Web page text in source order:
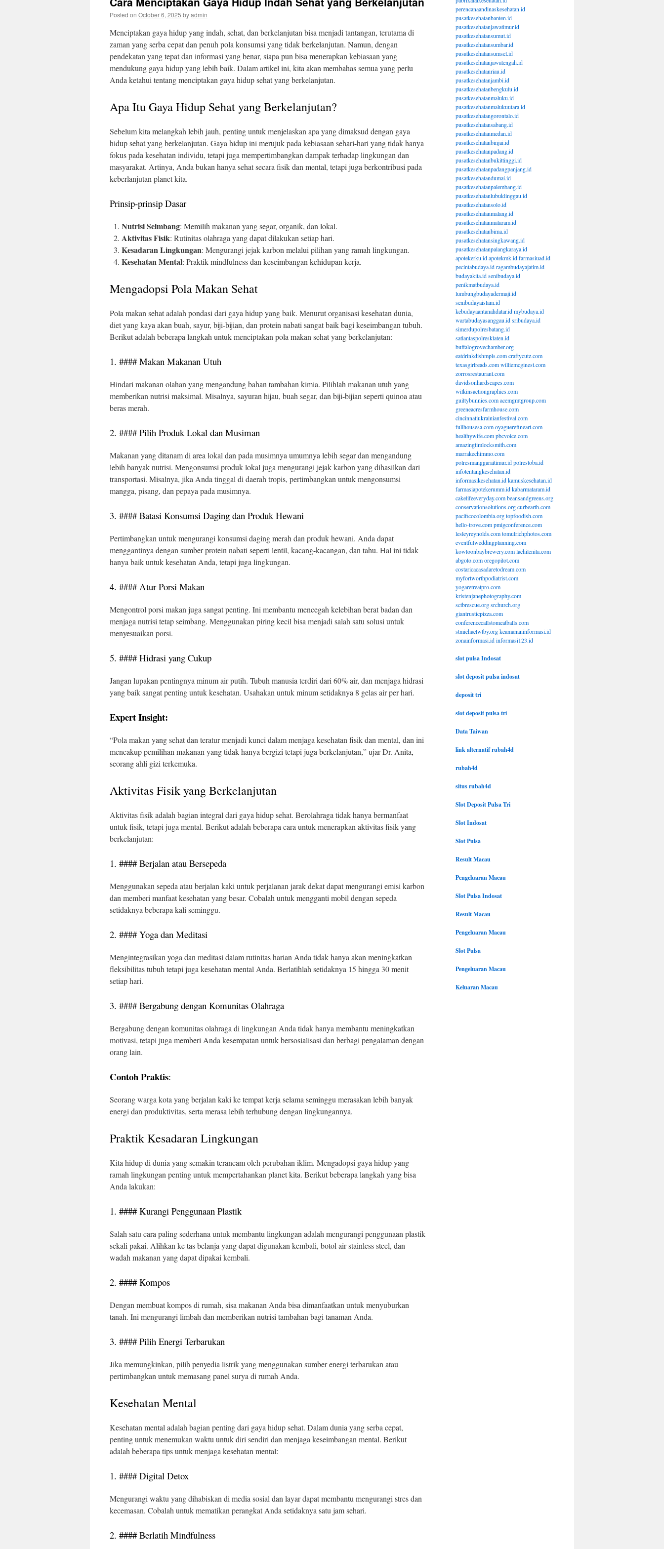
Posted on October 6, 2025 byadmin
Menciptakan gaya hidup yang indah, sehat, dan berkelanjutan bisa menjadi tantangan, terutama di
zaman yang serba cepat dan penuh pola konsumsi yang tidak berkelanjutan. Namun, dengan
pendekatan yang tepat dan informasi yang benar, siapa pun bisa menerapkan kebiasaan yang
mendukung gaya hidup yang lebih baik. Dalam artikel ini, kita akan membahas semua yang perlu
Anda ketahui tentang menciptakan gaya hidup sehat yang berkelanjutan.
Apa Itu Gaya Hidup Sehat yang Berkelanjutan?
Sebelum kita melangkah lebih jauh, penting untuk menjelaskan apa yang dimaksud dengan gaya
hidup sehat yang berkelanjutan. Gaya hidup ini merujuk pada kebiasaan sehari-hari yang tidak hanya
fokus pada kesehatan individu, tetapi juga mempertimbangkan dampak terhadap lingkungan dan
masyarakat. Artinya, Anda bukan hanya sehat secara fisik dan mental, tetapi juga berkontribusi pada
keberlanjutan planet kita.
Prinsip-prinsip Dasar
Nutrisi Seimbang: Memilih makanan yang segar, organik, dan lokal.
Aktivitas Fisik: Rutinitas olahraga yang dapat dilakukan setiap hari.
Kesadaran Lingkungan: Mengurangi jejak karbon melalui pilihan yang ramah lingkungan.
Kesehatan Mental: Praktik mindfulness dan keseimbangan kehidupan kerja.
Mengadopsi Pola Makan Sehat
Pola makan sehat adalah pondasi dari gaya hidup yang baik. Menurut organisasi kesehatan dunia,
diet yang kaya akan buah, sayur, biji-bijian, dan protein nabati sangat baik bagi keseimbangan tubuh.
Berikut adalah beberapa langkah untuk menciptakan pola makan sehat yang berkelanjutan:
1. #### Makan Makanan Utuh
Hindari makanan olahan yang mengandung bahan tambahan kimia. Pilihlah makanan utuh yang
memberikan nutrisi maksimal. Misalnya, sayuran hijau, buah segar, dan biji-bijian seperti quinoa atau
beras merah.
2. #### Pilih Produk Lokal dan Musiman
Makanan yang ditanam di area lokal dan pada musimnya umumnya lebih segar dan mengandung
lebih banyak nutrisi. Mengonsumsi produk lokal juga mengurangi jejak karbon yang dihasilkan dari
transportasi. Misalnya, jika Anda tinggal di daerah tropis, pertimbangkan untuk mengonsumsi
mangga, pisang, dan pepaya pada musimnya.
3. #### Batasi Konsumsi Daging dan Produk Hewani
Pertimbangkan untuk mengurangi konsumsi daging merah dan produk hewani. Anda dapat
menggantinya dengan sumber protein nabati seperti lentil, kacang-kacangan, dan tahu. Hal ini tidak
hanya baik untuk kesehatan Anda, tetapi juga lingkungan.
4. #### Atur Porsi Makan
Mengontrol porsi makan juga sangat penting. Ini membantu mencegah kelebihan berat badan dan
menjaga nutrisi tetap seimbang. Menggunakan piring kecil bisa menjadi salah satu solusi untuk
menyesuaikan porsi.
5. #### Hidrasi yang Cukup
Jangan lupakan pentingnya minum air putih. Tubuh manusia terdiri dari 60% air, dan menjaga hidrasi
yang baik sangat penting untuk kesehatan. Usahakan untuk minum setidaknya 8 gelas air per hari.
Expert Insight:
“Pola makan yang sehat dan teratur menjadi kunci dalam menjaga kesehatan fisik dan mental, dan ini
mencakup pemilihan makanan yang tidak hanya bergizi tetapi juga berkelanjutan,” ujar Dr. Anita,
seorang ahli gizi terkemuka.
Aktivitas Fisik yang Berkelanjutan
Aktivitas fisik adalah bagian integral dari gaya hidup sehat. Berolahraga tidak hanya bermanfaat
untuk fisik, tetapi juga mental. Berikut adalah beberapa cara untuk menerapkan aktivitas fisik yang
berkelanjutan:
1. #### Berjalan atau Bersepeda
Menggunakan sepeda atau berjalan kaki untuk perjalanan jarak dekat dapat mengurangi emisi karbon
dan memberi manfaat kesehatan yang besar. Cobalah untuk mengganti mobil dengan sepeda
setidaknya beberapa kali seminggu.
2. #### Yoga dan Meditasi
Mengintegrasikan yoga dan meditasi dalam rutinitas harian Anda tidak hanya akan meningkatkan
fleksibilitas tubuh tetapi juga kesehatan mental Anda. Berlatihlah setidaknya 15 hingga 30 menit
setiap hari.
3. #### Bergabung dengan Komunitas Olahraga
Bergabung dengan komunitas olahraga di lingkungan Anda tidak hanya membantu meningkatkan
motivasi, tetapi juga memberi Anda kesempatan untuk bersosialisasi dan berbagi pengalaman dengan
orang lain.
Contoh Praktis:
Seorang warga kota yang berjalan kaki ke tempat kerja selama seminggu merasakan lebih banyak
energi dan produktivitas, serta merasa lebih terhubung dengan lingkungannya.
Praktik Kesadaran Lingkungan
Kita hidup di dunia yang semakin terancam oleh perubahan iklim. Mengadopsi gaya hidup yang
ramah lingkungan penting untuk mempertahankan planet kita. Berikut beberapa langkah yang bisa
Anda lakukan:
1. #### Kurangi Penggunaan Plastik
Salah satu cara paling sederhana untuk membantu lingkungan adalah mengurangi penggunaan plastik
sekali pakai. Alihkan ke tas belanja yang dapat digunakan kembali, botol air stainless steel, dan
wadah makanan yang dapat dipakai kembali.
2. #### Kompos
Dengan membuat kompos di rumah, sisa makanan Anda bisa dimanfaatkan untuk menyuburkan
tanah. Ini mengurangi limbah dan memberikan nutrisi tambahan bagi tanaman Anda.
3. #### Pilih Energi Terbarukan
Jika memungkinkan, pilih penyedia listrik yang menggunakan sumber energi terbarukan atau
pertimbangkan untuk memasang panel surya di rumah Anda.
Kesehatan Mental
Kesehatan mental adalah bagian penting dari gaya hidup sehat. Dalam dunia yang serba cepat,
penting untuk menemukan waktu untuk diri sendiri dan menjaga keseimbangan mental. Berikut
adalah beberapa tips untuk menjaga kesehatan mental:
1. #### Digital Detox
Mengurangi waktu yang dihabiskan di media sosial dan layar dapat membantu mengurangi stres dan
kecemasan. Cobalah untuk mematikan perangkat Anda setidaknya satu jam sehari.
2. #### Berlatih Mindfulness
perencanaandinaskesehatan.id
pusatkesehatanbanten.id
pusatkesehatanjawatimur.id
pusatkesehatansumut.id
pusatkesehatansumbar.id
pusatkesehatansumsel.id
pusatkesehatanjawatengah.id
pusatkesehatanriau.id
pusatkesehatanjambi.id
pusatkesehatanbengkulu.id
pusatkesehatanmaluku.id
pusatkesehatanmalukuutara.id
pusatkesehatangorontalo.id
pusatkesehatansabang.id
pusatkesehatanmedan.id
pusatkesehatanbinjai.id
pusatkesehatanpadang.id
pusatkesehatanbukittinggi.id
pusatkesehatanpadangpanjang.id
pusatkesehatandumai.id
pusatkesehatanpalembang.id
pusatkesehatanlubuklinggau.id
pusatkesehatansolo.id
pusatkesehatanmalang.id
pusatkesehatanmataram.id
pusatkesehatanbima.id
pusatkesehatansingkawang.id
pusatkesehatanpalangkaraya.id
apotekerku.idapotekmk.idfarmasiuad.id
pecintabudaya.idragambudayajatim.id
budayakita.idsenibudaya.id
penikmatbudaya.id
lumbungbudayadermaji.id
senibudayaislam.id
kebudayaantanahdatar.idmybudaya.id
wartabudayasanggau.idsribudaya.id
simerdupolresbatang.id
satlantaspolresklaten.id
buffalogrovechamber.org
eatdrinkdishmpls.comcraftycutz.com
texasgirlreads.comwilliemcginest.com
zorrosrestaurant.com
davidsonhardscapes.com
wilkinsactiongraphics.com
guiltybunnies.comacemgmtgroup.com
greeneacresfarmhouse.com
cincinnatiukrainianfestival.com
fullhousesa.comoyaguerefineart.com
healthywife.compbcvoice.com
amazingtimlocksmith.com
marrakechimmo.com
polresmanggaraitimur.idpolrestoba.id
infotentangkesehatan.id
informasikesehatan.idkamuskesehatan.id
farmasiapotekerumm.idkabarmataram.id
cakelifeeveryday.combeansandgreens.org
conservationsolutions.orgcurbearth.com
pacificocolombia.orgtopfoodish.com
hello-trove.compmigconference.com
lesleyreynolds.comtomulrichphotos.com
eventfulweddingplanning.com
kowloonbaybrewery.comlachilenita.com
abgolo.comoregopilot.com
costaricacasadaretodream.com
myfortworthpodiatrist.com
yogaretreatpro.com
kristenjanephotography.com
sctbrescue.orgsrchurch.org
giantrusticpizza.com
conferencecallstomeatballs.com
stmichaelwtby.orgkeamananinformasi.id
zonainformasi.idinformasi123.id
slot pulsa Indosat
slot deposit pulsa indosat
deposit tri
slot deposit pulsa tri
Data Taiwan
link alternatif rubah4d
rubah4d
situs rubah4d
Slot Deposit Pulsa Tri
Slot Indosat
Slot Pulsa
Result Macau
Pengeluaran Macau
Slot Pulsa Indosat
Result Macau
Pengeluaran Macau
Slot Pulsa
Pengeluaran Macau
Keluaran Macau